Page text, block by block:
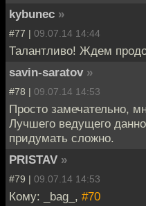
kybunec »
#77 | 09.07.14 14:44
Талантливо! Ждем
savin-saratov »
#78 | 09.07.14 14:53
Просто замечательно,
Лучшего ведущего
придумать сложно.
PRISTAV »
#79 | 09.07.14 14:53
Кому: _bag_, #70